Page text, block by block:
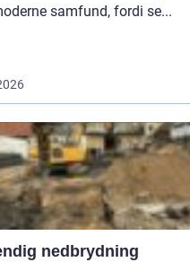
samfund, fordi se...
nedbrydning